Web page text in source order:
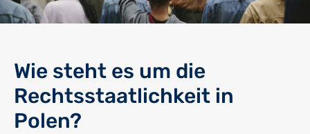
Wie steht es um die
Rechtsstaatlichkeit in
Polen?